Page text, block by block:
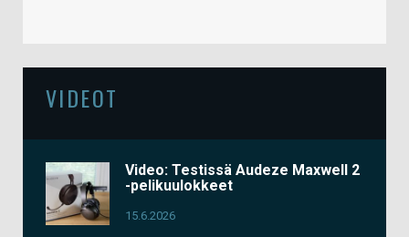
VIDEOT
Video: Testissä Audeze Maxwell 2
-pelikuulokkeet
15.6.2026